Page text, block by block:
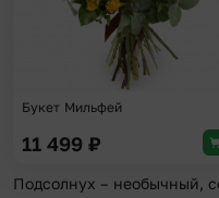
Букет Мильфей
11 499 ₽
Подсолнух – необычный,